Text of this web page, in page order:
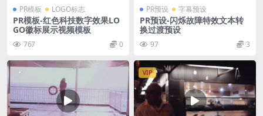
PR模板 LOGO标志
PR模板-红色科技数字效果LO
GO徽标展示视频模板
767 0
PR预设 字幕预设
PR预设-闪烁故障特效文本转
换过渡预设
97 3
VIP